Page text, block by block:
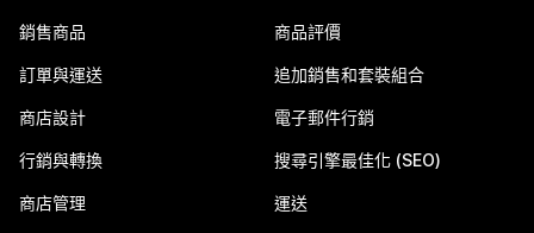
銷售商品
訂單與運送
商店設計
行銷與轉換
商店管理
商品評價
追加銷售和套裝組合
電子郵件行銷
搜尋引擎最佳化 (SEO)
運送